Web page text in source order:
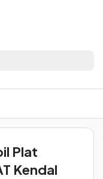
Plat
Kendal